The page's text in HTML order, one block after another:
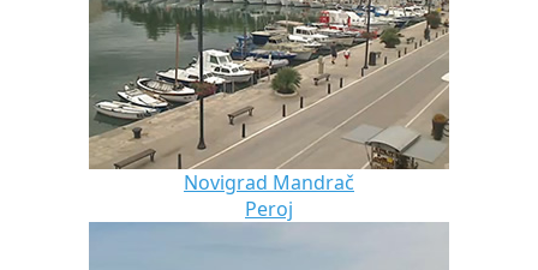
Novigrad Mandrač
Peroj